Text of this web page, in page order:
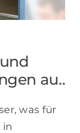
auf
was für
in